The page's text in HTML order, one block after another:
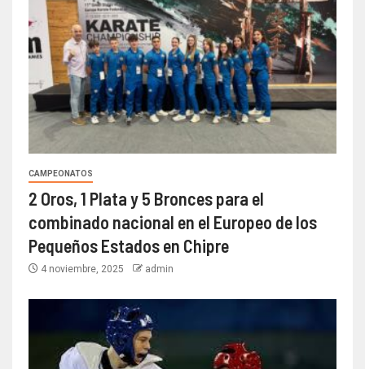
CAMPEONATOS
2 Oros, 1 Plata y 5 Bronces para el
combinado nacional en el Europeo de los
Pequeños Estados en Chipre
4 noviembre, 2025 admin